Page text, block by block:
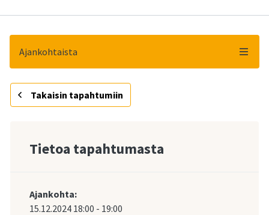
Ajankohtaista
Takaisin tapahtumiin
Tietoa tapahtumasta
Ajankohta:
15.12.2024 18:00 - 19:00